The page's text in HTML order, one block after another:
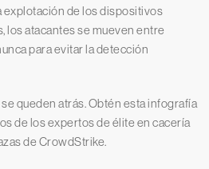
explotación de los dispositivos
los atacantes se mueven entre
para evitar la detección
queden atrás. Obtén esta infografía
de los expertos de élite en cacería
de CrowdStrike.